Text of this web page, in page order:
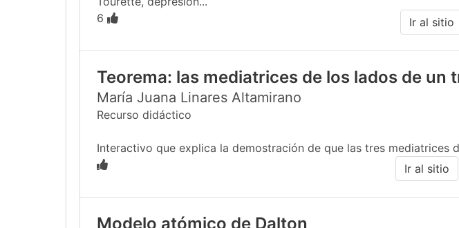
6
Ir al sitio
Teorema: las mediatrices de los lados de
María Juana Linares Altamirano
Recurso didáctico
Interactivo que explica la demostración de que las tres mediatrices
Ir al sitio
Modelo atómico de Dalton